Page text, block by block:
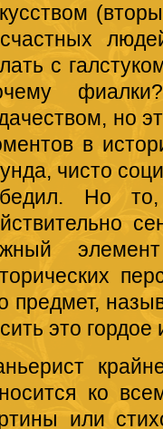
с
но
в
чисто
Но
предмет,
это гордое
ко
или